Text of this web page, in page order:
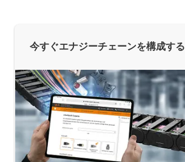
今すぐエナジーチェーンを構成する